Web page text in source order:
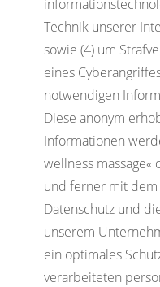
Technik unserer
sowie (4) um
eines
notwendigen
Diese anonym
Informationen
wellness massage«
und ferner mit
Datenschutz und
unserem
ein optimales
verarbeiteten